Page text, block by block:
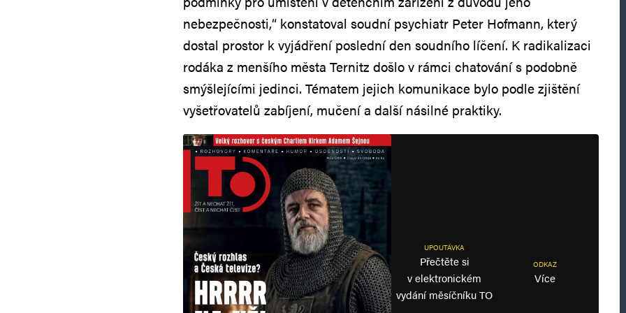
nebezpečnosti,“ konstatoval soudní psychiatr Peter Hofmann, který
dostal prostor k vyjádření poslední den soudního líčení. K radikalizaci
rodáka z menšího města Ternitz došlo v rámci chatování s podobně
smýšlejícími jedinci. Tématem jejich komunikace bylo podle zjištění
vyšetřovatelů zabíjení, mučení a další násilné praktiky.
UPOUTÁVKA
Přečtěte si
v elektronickém
vydání měsíčníku TO
ODKAZ
Více